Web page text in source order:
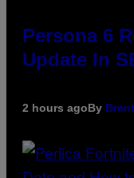
Persona 6
Update In
2 hours agoBy